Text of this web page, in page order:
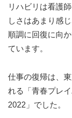
リハビリは看護
しさはあまり感
順調に回復に向
ています。
仕事の復帰は、
れる「青春プレ
2022」でした。